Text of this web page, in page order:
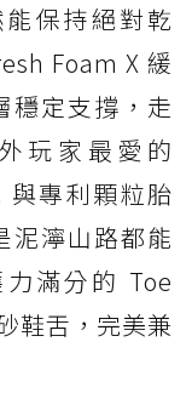
保持絕對乾
Foam X 緩
穩定支撐，走
玩家最愛的
與專利顆粒胎
泥濘山路都能
滿分的 Toe
鞋舌，完美兼